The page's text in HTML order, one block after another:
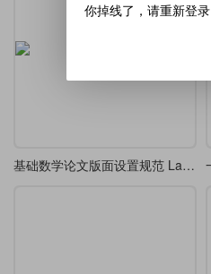
基础数学论文版面设置规范 LaTeX 模板
你掉线了，请重新登录